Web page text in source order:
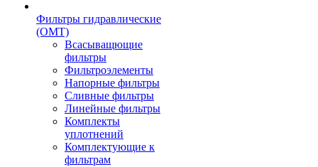
Фильтры гидравлические
(OMT)
Всасыващющие
фильтры
Фильтроэлементы
Напорные фильтры
Сливные фильтры
Линейные фильтры
Комплекты
уплотнений
Комплектующие к
фильтрам